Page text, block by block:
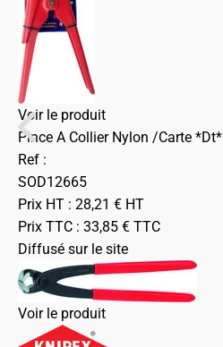
Voir le produit
Pince A Collier Nylon /Carte *Dt*
Ref :
SOD12665
Prix HT : 28,21 € HT
Prix TTC : 33,85 € TTC
Diffusé sur le site
Voir le produit